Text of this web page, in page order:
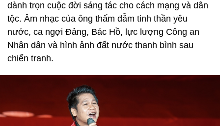
dành trọn cuộc đời sáng tác cho cách mạng và dân
tộc. Âm nhạc của ông thấm đẫm tinh thần yêu
nước, ca ngợi Đảng, Bác Hồ, lực lượng Công an
Nhân dân và hình ảnh đất nước thanh bình sau
chiến tranh.